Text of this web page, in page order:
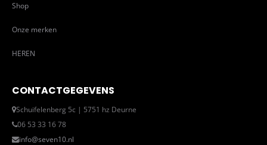
Shop
Onze merken
HEREN
CONTACTGEGEVENS
Schuifelenberg 5c | 5751 hz Deurne
06 53 33 16 78
info@seven10.nl